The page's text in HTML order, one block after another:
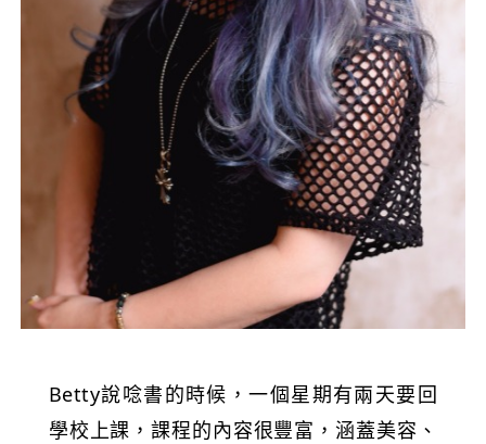
Betty說唸書的時候，一個星期有兩天要回
學校上課，課程的內容很豐富，涵蓋美容、